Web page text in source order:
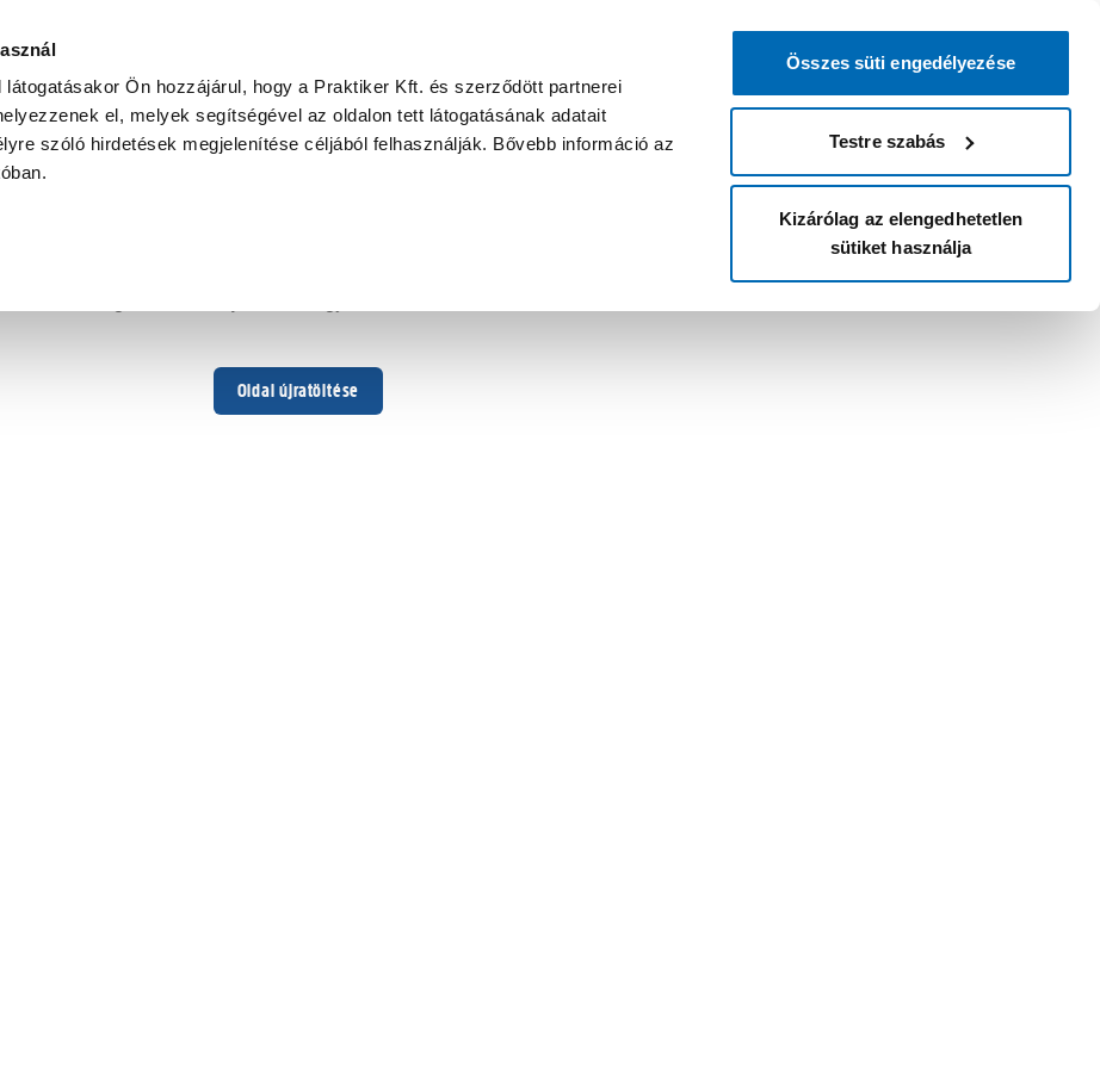
látogatásakor Ön hozzájárul, hogy a Praktiker Kft. és szerződött partnerei
el, melyek segítségével az oldalon tett látogatásának adatait
szóló hirdetések megjelenítése céljából felhasználják. Bővebb információ az
Összes süti engedélyezése
Testre szabás
Kizárólag az elengedhetetlen
sütiket használja
Oldal újratöltése